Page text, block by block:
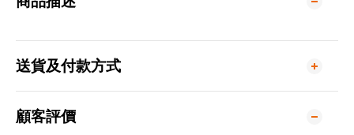
送貨及付款方式
顧客評價